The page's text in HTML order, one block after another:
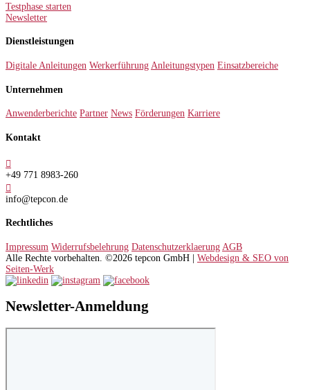
Testphase starten
Newsletter
Dienstleistungen
Digitale Anleitungen Werkerführung Anleitungstypen Einsatzbereiche
Unternehmen
Anwenderberichte Partner News Förderungen Karriere
Kontakt

+49 771 8983-260

info@tepcon.de
Rechtliches
Impressum Widerrufsbelehrung Datenschutzerklaerung AGB
Alle Rechte vorbehalten. ©2026 tepcon GmbH | Webdesign & SEO von
Seiten-Werk
Newsletter-Anmeldung